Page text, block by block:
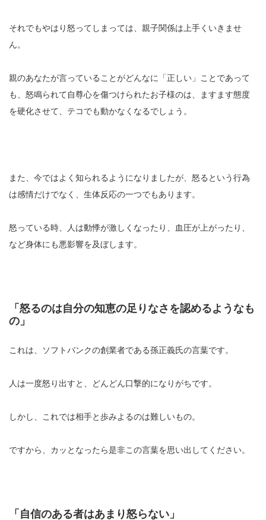
それでもやはり怒ってしまっては、親子関係は上手くいきませ
ん。
親のあなたが言っていることがどんなに「正しい」ことであって
も、怒鳴られて自尊心を傷つけられたお子様のは、ますます態度
を硬化させて、テコでも動かなくなるでしょう。
また、今ではよく知られるようになりましたが、怒るという行為
は感情だけでなく、生体反応の一つでもあります。
怒っている時、人は動悸が激しくなったり、血圧が上がったり、
など身体にも悪影響を及ぼします。
「怒るのは自分の知恵の足りなさを認めるようなも
の」
これは、ソフトバンクの創業者である孫正義氏の言葉です。
人は一度怒り出すと、どんどん口撃的になりがちです。
しかし、これでは相手と歩みよるのは難しいもの。
ですから、カッとなったら是非この言葉を思い出してください。
「自信のある者はあまり怒らない」